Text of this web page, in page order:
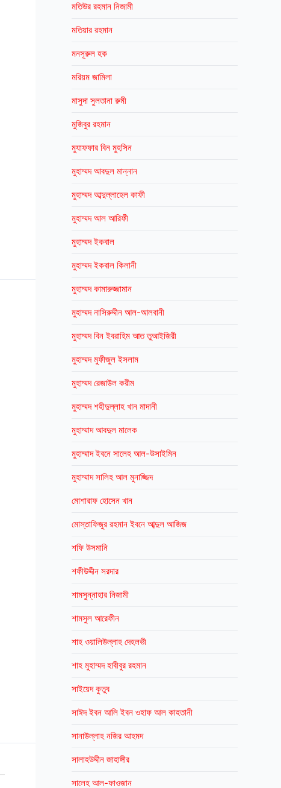
মতিউর রহমান নিজামী
মতিয়ার রহমান
মনসূরুল হক
মরিয়ম জামিলা
মাসুদা সুলতানা রুমী
মুজিবুর রহমান
মুযাফফার বিন মুহসিন
মুহাম্মদ আবদুল মান্নান
মুহাম্মদ আব্দুল্লাহেল কাফী
মুহাম্মদ আল আরিফী
মুহাম্মদ ইকবাল
মুহাম্মদ ইকবাল কিলানী
মুহাম্মদ কামারুজ্জামান
মুহাম্মদ নাসিরুদ্দীন আল-আলবানী
মুহাম্মদ বিন ইবরাহিম আত তুআইজিরী
মুহাম্মদ মুফীজুল ইসলাম
মুহাম্মদ রেজাউল করীম
মুহাম্মদ শহীদুল্লাহ খান মাদানী
মুহাম্মাদ আবদুল মালেক
মুহাম্মাদ ইবনে সালেহ আল-উসাইমিন
মুহাম্মাদ সালিহ আল মুনাজ্জিদ
মোশারাফ হোসেন খান
মোস্তাফিজুর রহমান ইবনে আব্দুল আজিজ
শফি উসমানি
শফীউদ্দীন সরদার
শামসুন্নাহার নিজামী
শামসুল আরেফীন
শাহ ওয়ালিউল্লাহ দেহলভী
শাহ মুহাম্মদ হাবীবুর রহমান
সাইয়েদ কুতুব
সাঈদ ইবন আলি ইবন ওহাফ আল কাহতানী
সানাউল্লাহ নজির আহমদ
সালাহউদ্দীন জাহাঙ্গীর
সালেহ আল-ফাওজান